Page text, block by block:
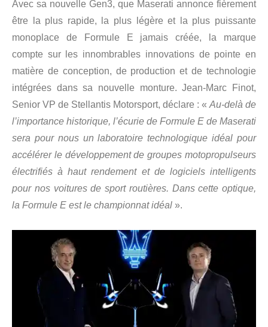
Avec sa nouvelle Gen3, que Maserati annonce fièrement
être la plus rapide, la plus légère et la plus puissante
monoplace de Formule E jamais créée, la marque
compte sur les innombrables innovations de pointe en
matière de conception, de production et de technologie
intégrées dans sa nouvelle monture. Jean-Marc Finot,
Senior VP de Stellantis Motorsport, déclare : « Au-delà de
l’importance historique, l’écurie de Formule E de Maserati
sera pour nous un laboratoire technologique idéal pour
accélérer le développement de groupes motopropulseurs
électrifiés à haut rendement et de logiciels intelligents
pour nos voitures de sport routières. Dans cette optique,
la Formule E est le championnat idéal ».